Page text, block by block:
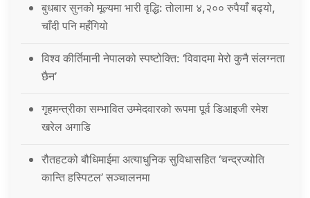
बुधबार सुनको मूल्यमा भारी वृद्धि: तोलामा ४,२०० रुपैयाँ बढ्यो,
चाँदी पनि महँगियो
विश्व कीर्तिमानी नेपालको स्पष्टोक्ति: ‘विवादमा मेरो कुनै संलग्नता
छैन’
गृहमन्त्रीका सम्भावित उम्मेदवारको रूपमा पूर्व डिआइजी रमेश
खरेल अगाडि
रौतहटको बौधिमाईमा अत्याधुनिक सुविधासहित ‘चन्द्रज्योति
कान्ति हस्पिटल’ सञ्चालनमा